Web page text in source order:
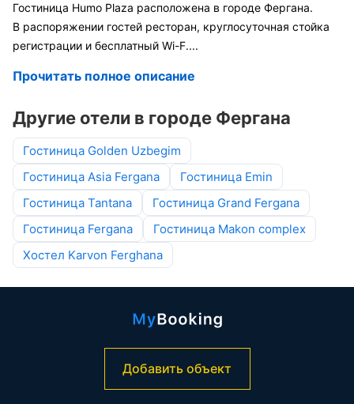
Гостиница Humo Plaza расположена в городе Фергана.
В распоряжении гостей ресторан, круглосуточная стойка
регистрации и бесплатный Wi-F....
Прочитать полное описание
Другие отели в городе Фергана
Гостиница Golden Uzbegim
Гостиница Asia Fergana
Гостиница Emin
Гостиница Tantana
Гостиница Grand Fergana
Гостиница Fergana
Гостиница Makon complex
Хостел Karvon Ferghana
Добавить объект